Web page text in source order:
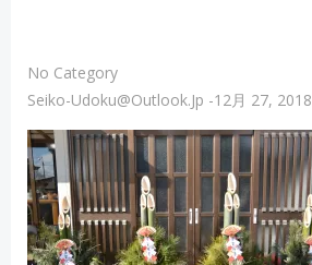
No Category
Seiko-Udoku@outlook.jp -12月 27, 2018